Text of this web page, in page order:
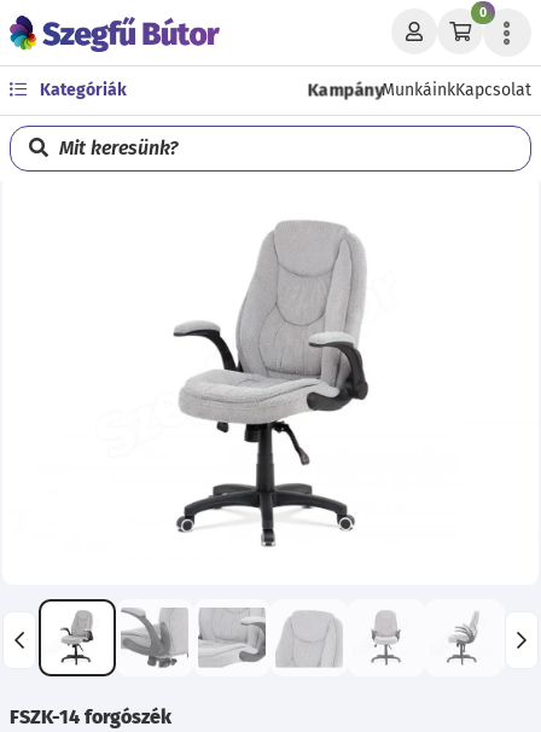
0
Kategóriák KampányMunkáinkKapcsolat
Mit keresünk?
FSZK-14 forgószék